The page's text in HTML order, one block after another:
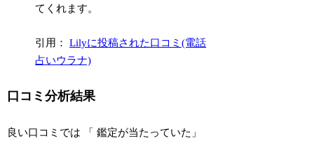
てくれます。
引用：Lilyに投稿された口コミ(電話
占いウラナ)
口コミ分析結果
良い口コミでは 「鑑定が当たっていた 」